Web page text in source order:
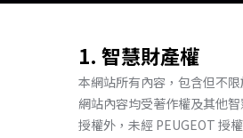
1. 智慧財產權
本網站所有內容，包含但不
網站內容均受著作權及其他
授權外，未經 PEUGEOT 授